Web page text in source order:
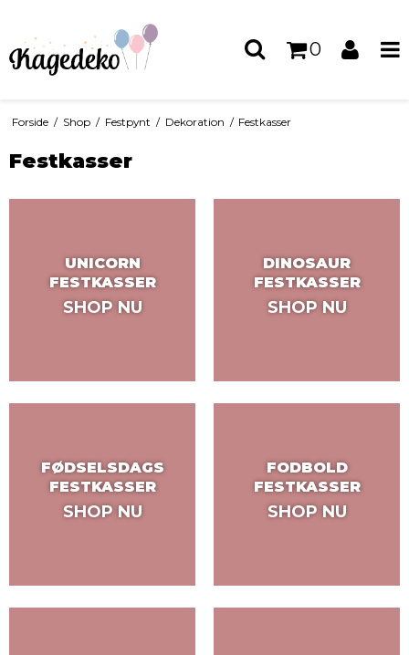
0
Forside / Shop / Festpynt / Dekoration / Festkasser
Festkasser
UNICORN
FESTKASSER
SHOP NU
DINOSAUR
FESTKASSER
SHOP NU
FØDSELSDAGS
FESTKASSER
SHOP NU
FODBOLD
FESTKASSER
SHOP NU